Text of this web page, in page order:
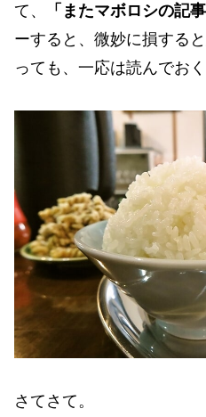
て、
「またマボロシの記
ーすると、微妙に損する
っても、一応は読んでお
さてさて。